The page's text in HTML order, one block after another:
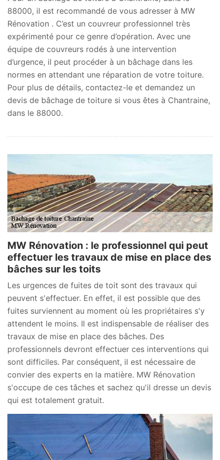
88000, il est recommandé de vous adresser à MW
Rénovation . C’est un couvreur professionnel très
expérimenté pour ce genre d’opération. Avec une
équipe de couvreurs rodés à une intervention
d’urgence, il peut procéder à un bâchage dans les
normes en attendant une réparation de votre toiture.
Pour plus de détails, contactez-le et demandez un
devis de bâchage de toiture si vous êtes à Chantraine,
dans le 88000.
MW Rénovation : le professionnel qui peut
effectuer les travaux de mise en place des
bâches sur les toits
Les urgences de fuites de toit sont des travaux qui
peuvent s'effectuer. En effet, il est possible que des
fuites surviennent au moment où les propriétaires s'y
attendent le moins. Il est indispensable de réaliser des
travaux de mise en place des bâches. Des
professionnels devront effectuer ces interventions qui
sont difficiles. Par conséquent, il est nécessaire de
convier des experts en la matière. MW Rénovation
s'occupe de ces tâches et sachez qu'il dresse un devis
qui est totalement gratuit.